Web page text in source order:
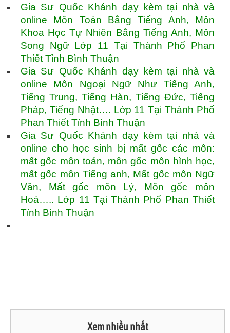
Gia Sư Quốc Khánh dạy kèm tại nhà và
online Môn Toán Bằng Tiếng Anh, Môn
Khoa Học Tự Nhiên Bằng Tiếng Anh, Môn
Song Ngữ Lớp 11 Tại Thành Phố Phan
Thiết Tỉnh Bình Thuận
Gia Sư Quốc Khánh dạy kèm tại nhà và
online Môn Ngoại Ngữ Như Tiếng Anh,
Tiếng Trung, Tiếng Hàn, Tiếng Đức, Tiếng
Pháp, Tiếng Nhật…. Lớp 11 Tại Thành Phố
Phan Thiết Tỉnh Bình Thuận
Gia Sư Quốc Khánh dạy kèm tại nhà và
online cho học sinh bị mất gốc các môn:
mất gốc môn toán, môn gốc môn hình học,
mất gốc môn Tiếng anh, Mất gốc môn Ngữ
Văn, Mất gốc môn Lý, Môn gốc môn
Hoá….. Lớp 11 Tại Thành Phố Phan Thiết
Tỉnh Bình Thuận
Xem nhiều nhất